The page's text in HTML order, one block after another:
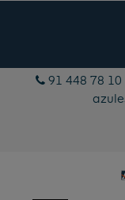
91 448 78 10